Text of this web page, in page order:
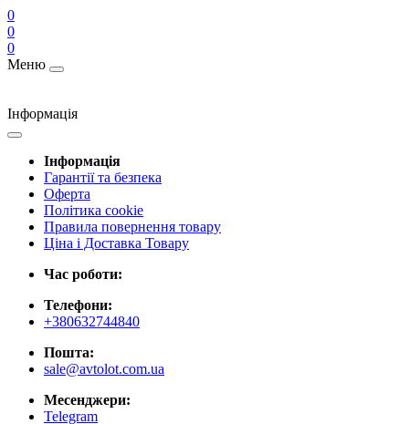
0
0
0
Меню
Інформація
Інформація
Гарантії та безпека
Оферта
Політика cookie
Правила повернення товару
Ціна і Доставка Товару
Час роботи:
Телефони:
+380632744840
Пошта:
sale@avtolot.com.ua
Месенджери:
Telegram